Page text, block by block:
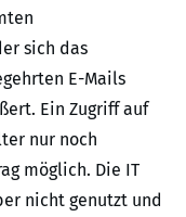
sich das
E-Mails
Ein Zugriff auf
nur noch
möglich. Die IT
nicht genutzt und